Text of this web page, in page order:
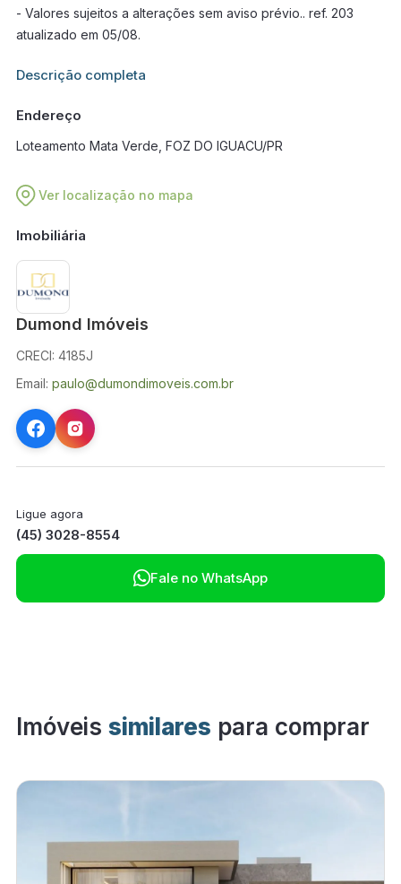
- Valores sujeitos a alterações sem aviso prévio.. ref. 203
atualizado em 05/08.
Informações adicionais sobre este imóvel estarão disponíveis
Descrição completa
Endereço
Loteamento Mata Verde, FOZ DO IGUACU/PR
Ver localização no mapa
Imobiliária
Dumond Imóveis
CRECI: 4185J
Email: paulo@dumondimoveis.com.br
Ligue agora
(45) 3028-8554
Fale no WhatsApp
Imóveis similares para comprar